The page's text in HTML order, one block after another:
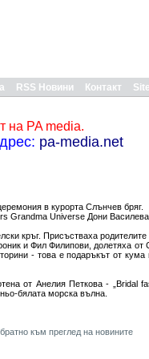
RSS Новини Контакт
на PA media.
pa-media.net
в курорта Слънчев бряг.
Grandma Universe Дони Василева.
кръг. Присъстваха
и Фил Филипови, долетяха от
- това е подаръкът от
от Анелия Петкова - „Bridal
бялата морска вълна.
към преглед на новините